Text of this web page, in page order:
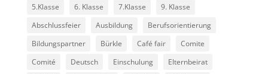
5.Klasse 6. Klasse 7.Klasse
9. Klasse
Abschlussfeier
Ausbildung
Berufsorientierung
Bildungspartner
Bürkle Café fair
Comite
Comité
Deutsch Einschulung
Elternbeirat